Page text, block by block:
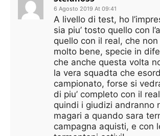
6 Agosto 2019 At 09:41
A livello di test, ho
sia piu’ tosto quello con
quello con il real, che
molto bene, specie in
che anche questa volta
la vera squadta che
campionato, forse si
di piu’ completo con il
quindi i giudizi andranno
magari a quando sara
campagna aquisti, e con